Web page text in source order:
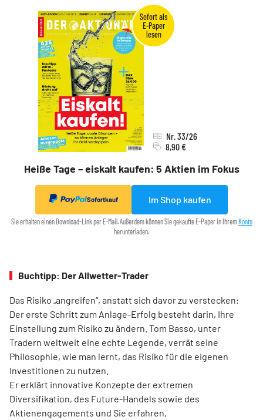
Heiße Tage – eiskalt kaufen: 5 Aktien im Fokus
Nr. 33/26
8,90 €
Sofortkauf Im Shop kaufen
Sie erhalten einen Download-Link per E-Mail. Außerdem können Sie gekaufte E-Paper in IhremKonto
herunterladen.
Buchtipp: Der Allwetter-Trader
Das Risiko „angreifen“, anstatt sich davor zu verstecken:
Der erste Schritt zum Anlage-Erfolg besteht darin, Ihre
Einstellung zum Risiko zu ändern. Tom Basso, unter
Tradern weltweit eine echte Legende, verrät seine
Philosophie, wie man lernt, das Risiko für die eigenen
Investitionen zu nutzen.
Er erklärt innovative Konzepte der extremen
Diversifikation, des Future-Handels sowie des
Aktienengagements und Sie erfahren,